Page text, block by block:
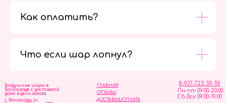
Как оплатить?
Что если шар лопнул?
ОТЗЫВЫ
ГЛАВНАЯ
ДОСТАВКА/ОПЛАТА
8-937-722-59-59
Пн-пт 09:00-20:00
Сб-Вск 09:00-19:00
Воздушные шары в
Волгограде с доставкой
даже в день заказа
г. Волгоград, ул.